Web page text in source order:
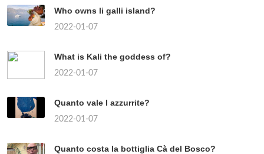
Who owns li galli island?
2022-01-07
What is Kali the goddess of?
2022-01-07
Quanto vale l azzurrite?
2022-01-07
Quanto costa la bottiglia Cà del Bosco?